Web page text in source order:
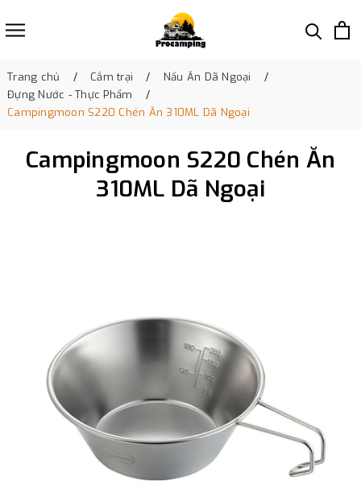
Trang chủ Cắm trại
Nấu Ăn Dã Ngoại
Đựng Nước - Thực Phẩm
Campingmoon S220 Chén Ăn 310ML Dã Ngoại
Campingmoon S220 Chén Ăn
310ML Dã Ngoại